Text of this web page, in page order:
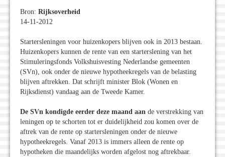
Bron: Rijksoverheid
14-11-2012
Startersleningen voor huizenkopers blijven ook in 2013 bestaan.
Huizenkopers kunnen de rente van een starterslening van het
Stimuleringsfonds Volkshuisvesting Nederlandse gemeenten
(SVn), ook onder de nieuwe hypotheekregels van de belasting
blijven aftrekken. Dat schrijft minister Blok (Wonen en
Rijksdienst) vandaag aan de Tweede Kamer.
De SVn kondigde eerder deze maand aan de verstrekking van
leningen op te schorten tot er duidelijkheid zou komen over de
aftrek van de rente op startersleningen onder de nieuwe
hypotheekregels. Vanaf 2013 is immers alleen de rente op
hypotheken die maandelijks worden afgelost nog aftrekbaar.